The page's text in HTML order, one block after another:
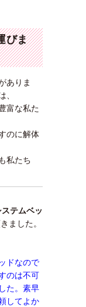
びま
ありま
、
富な私た
のに解体
私たち
ステムベッ
ました。
ドなので
のは不可
た。素早
してよか